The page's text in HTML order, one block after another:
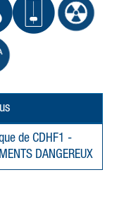
de CDHF1 -
DANGEREUX